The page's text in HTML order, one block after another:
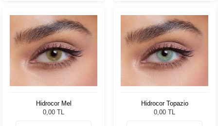
Hidrocor Mel
0,00 TL
Hidrocor Topazio
0,00 TL